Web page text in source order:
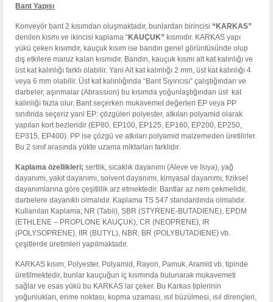
Bant Yapısı
Konveyör bant 2 kısımdan oluşmaktadır, bunlardan birincisi “KARKAS”
denilen kısmı ve ikincisi kaplama “KAUÇUK” kısmıdır. KARKAS yapı
yükü çeken kısımdır, kauçuk kısım ise bandın genel görüntüsünde olup
dış etkilere maruz kalan kısmıdır. Bandın, kauçuk kısmı alt kat kalınlığı ve
üst kat kalınlığı farklı olabilir. Yani Alt kat kalınlığı 2 mm, üst kat kalınlığı 4
veya 6 mm olabilir. Üst kat kalınlığında “Bant Sıyırıcısı” çalıştığından ve
darbeler, aşınmalar (Abrassion) bu kısımda yoğunlaştığından üst kat
kalınlığı fazla olur. Bant seçerken mukavemet değerleri EP veya PP
sınıfında seçeriz yani EP: çözgüleri polyester, atkıları polyamid olarak
yapılan kort bezleridir (EP80, EP100, EP125, EP160, EP200, EP250,
EP315, EP400). PP ise çözgü ve atkıları polyamid malzemeden üretilirler.
Bu 2 sınıf arasında yükte uzama miktarları farklıdır.
Kaplama özellikleri; sertlik, sıcaklık dayanımı (Aleve ve Isıya), yağ
dayanımı, yakıt dayanımı, solvent dayanımı, kimyasal dayanımı, fiziksel
dayanımlarına göre çeşitlilik arz etmektedir. Bantlar az nem çekmelidir,
darbelere dayanıklı olmalıdır. Kaplama TS 547 standardında olmalıdır.
Kullanılan Kaplama; NR (Tabii), SBR (STYRENE-BUTADIENE), EPDM
(ETHLENE – PROPLONE KAUÇUK), CR (NEOPRENE), IR
(POLYSOPRENE), IIR (BUTYL), NBR, BR (POLYBUTADIENE) vb.
çeşitlerde üretimleri yapılmaktadır.
KARKAS kısım; Polyester, Polyamid, Rayon, Pamuk, Aramid vb. tipinde
üretilmektedir, bunlar kauçuğun iç kısmında bulunarak mukavemeti
sağlar ve esas yükü bu KARKAS lar çeker. Bu Karkas tiplerinin
yoğunlukları, erime noktası, kopma uzaması, ısıl büzülmesi, ısıl dirençleri,